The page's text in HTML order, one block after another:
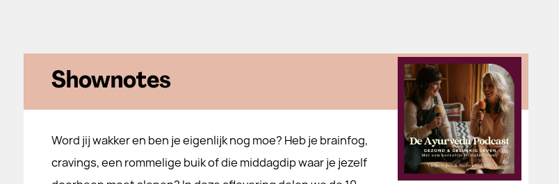
Shownotes
Word jij wakker en ben je eigenlijk nog moe? Heb je brainfog,
cravings, een rommelige buik of die middagdip waar je jezelf